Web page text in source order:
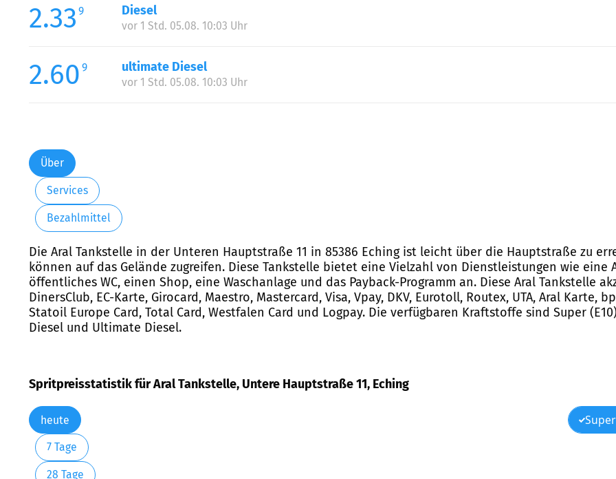
2.33 9 Diesel
vor 1 Std. 05.08. 10:03 Uhr
2.60 9 ultimate Diesel
vor 1 Std. 05.08. 10:03 Uhr
Über
Services
Bezahlmittel
Die Aral Tankstelle in der Unteren Hauptstraße 11 in 85386 Eching ist leicht über die Hauptstraße zu
können auf das Gelände zugreifen. Diese Tankstelle bietet eine Vielzahl von Dienstleistungen wie eine
öffentliches WC, einen Shop, eine Waschanlage und das Payback-Programm an. Diese Aral Tankstelle
DinersClub, EC-Karte, Girocard, Maestro, Mastercard, Visa, Vpay, DKV, Eurotoll, Routex, UTA, Aral Karte,
Statoil Europe Card, Total Card, Westfalen Card und Logpay. Die verfügbaren Kraftstoffe sind Super
Diesel und Ultimate Diesel.
Spritpreisstatistik für Aral Tankstelle, Untere Hauptstraße 11, Eching
heute
7 Tage
28 Tage